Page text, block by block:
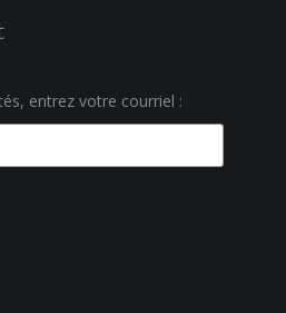
entrez votre courriel :